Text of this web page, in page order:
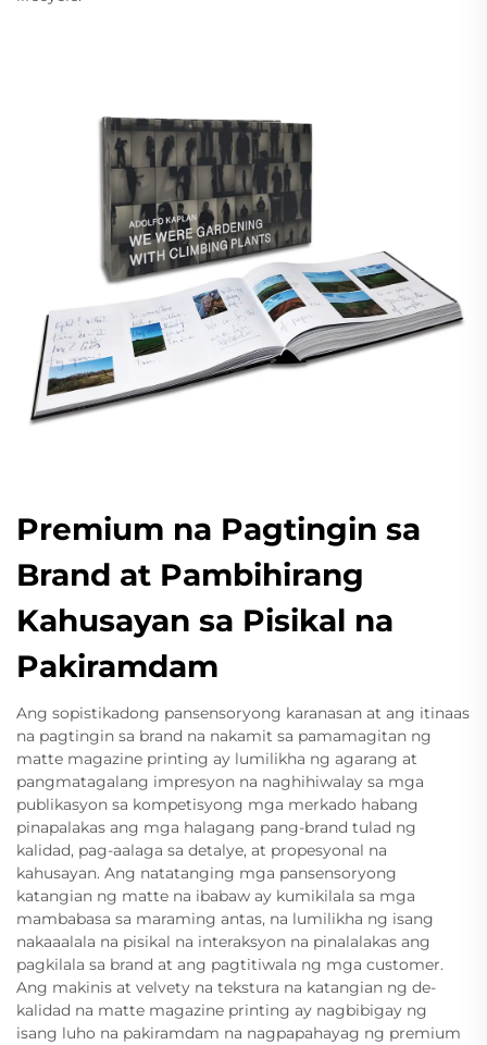
Premium na Pagtingin sa
Brand at Pambihirang
Kahusayan sa Pisikal na
Pakiramdam
Ang sopistikadong pansensoryong karanasan at ang itinaas
na pagtingin sa brand na nakamit sa pamamagitan ng
matte magazine printing ay lumilikha ng agarang at
pangmatagalang impresyon na naghihiwalay sa mga
publikasyon sa kompetisyong mga merkado habang
pinapalakas ang mga halagang pang-brand tulad ng
kalidad, pag-aalaga sa detalye, at propesyonal na
kahusayan. Ang natatanging mga pansensoryong
katangian ng matte na ibabaw ay kumikilala sa mga
mambabasa sa maraming antas, na lumilikha ng isang
nakaaalala na pisikal na interaksyon na pinalalakas ang
pagkilala sa brand at ang pagtitiwala ng mga customer.
Ang makinis at velvety na tekstura na katangian ng de-
kalidad na matte magazine printing ay nagbibigay ng
isang luho na pakiramdam na nagpapahayag ng premium